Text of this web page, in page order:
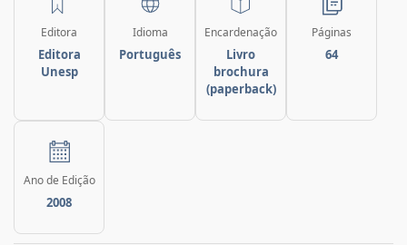
Editora
Editora
Unesp
Idioma
Português
Encardenação
Livro
brochura
(paperback)
Páginas
64
Ano de Edição
2008